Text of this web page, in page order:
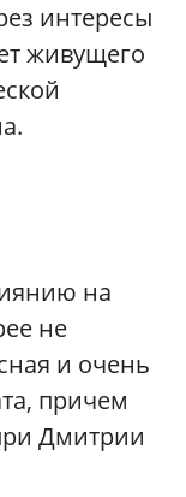
интересы
живущего
на
не
и очень
причем
Дмитрии